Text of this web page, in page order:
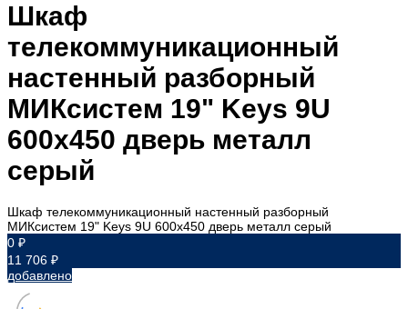
Шкаф
телекоммуникационный
настенный разборный
МИКсистем 19" Keys 9U
600x450 дверь металл
серый
Шкаф телекоммуникационный настенный разборный
МИКсистем 19" Keys 9U 600x450 дверь металл серый
0 ₽
11 706 ₽
добавлено